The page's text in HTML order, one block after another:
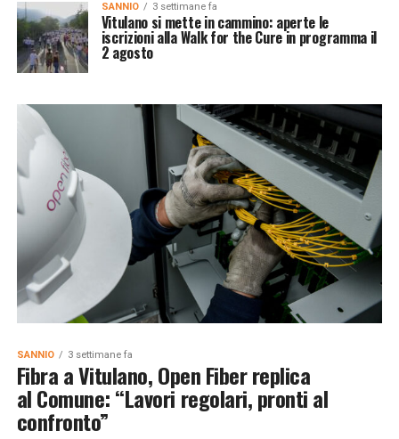
SANNIO 3 settimane fa
Vitulano si mette in cammino: aperte le
iscrizioni alla Walk for the Cure in programma il
2 agosto
SANNIO 3 settimane fa
Fibra a Vitulano, Open Fiber replica
al Comune: “Lavori regolari, pronti al
confronto”